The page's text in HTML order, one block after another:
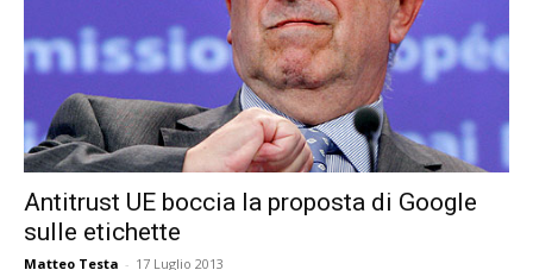
Antitrust UE boccia la proposta di Google
sulle etichette
Matteo Testa - 17 Luglio 2013